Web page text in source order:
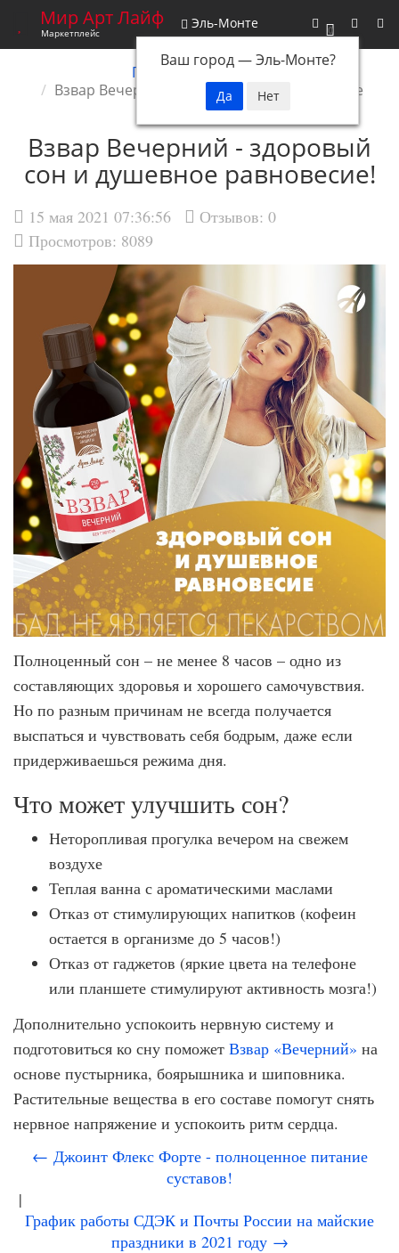
0
Мир Арт Лайф
Маркетплейс
Эль-Монте
Ваш город —Эль-Монте?
Главная
Новости
Взвар Вечерний - здоровый сон и душевное
равновесие!
Взвар Вечерний - здоровый
сон и душевное равновесие!
15 мая 2021 07:36:56 Отзывов: 0
Просмотров: 8089
Полноценный сон – не менее 8 часов – одно из
составляющих здоровья и хорошего самочувствия.
Но по разным причинам не всегда получается
выспаться и чувствовать себя бодрым, даже если
придерживаешься режима дня.
Что может улучшить сон?
Неторопливая прогулка вечером на свежем
воздухе
Теплая ванна с ароматическими маслами
Отказ от стимулирующих напитков (кофеин
остается в организме до 5 часов!)
Отказ от гаджетов (яркие цвета на телефоне
или планшете стимулируют активность мозга!)
Дополнительно успокоить нервную систему и
подготовиться ко сну поможет Взвар «Вечерний» на
основе пустырника, боярышника и шиповника.
Растительные вещества в его составе помогут снять
нервное напряжение и успокоить ритм сердца.
← Джоинт Флекс Форте - полноценное питание
суставов!
|
График работы СДЭК и Почты России на майские
праздники в 2021 году →